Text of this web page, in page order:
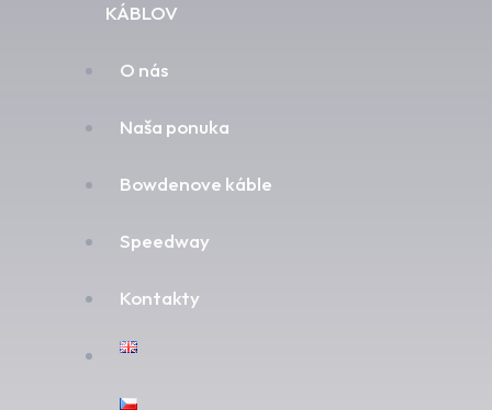
KÁBLOV
O nás
Naša ponuka
Bowdenove káble
Speedway
Kontakty